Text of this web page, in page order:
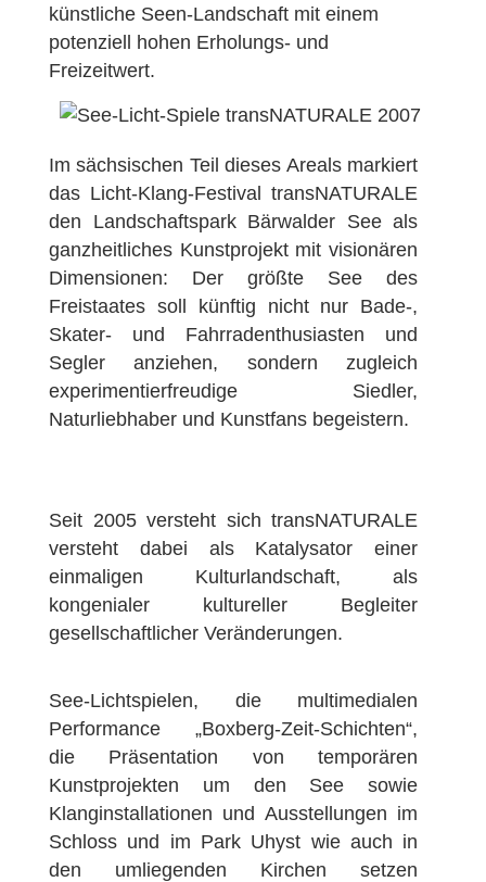
künstliche Seen-Landschaft mit einem
potenziell hohen Erholungs- und
Freizeitwert.
Im sächsischen Teil dieses Areals markiert
das Licht-Klang-Festival transNATURALE
den Landschaftspark Bärwalder See als
ganzheitliches Kunstprojekt mit visionären
Dimensionen: Der größte See des
Freistaates soll künftig nicht nur Bade-,
Skater- und Fahrradenthusiasten und
Segler anziehen, sondern zugleich
experimentierfreudige Siedler,
Naturliebhaber und Kunstfans begeistern.
Seit 2005 versteht sich transNATURALE
versteht dabei als Katalysator einer
einmaligen Kulturlandschaft, als
kongenialer kultureller Begleiter
gesellschaftlicher Veränderungen.
See-Lichtspielen, die multimedialen
Performance „Boxberg-Zeit-Schichten“,
die Präsentation von temporären
Kunstprojekten um den See sowie
Klanginstallationen und Ausstellungen im
Schloss und im Park Uhyst wie auch in
den umliegenden Kirchen setzen